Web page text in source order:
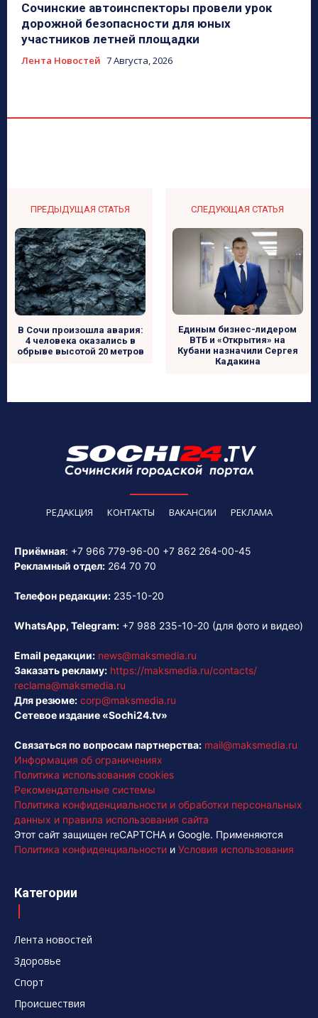
Сочинские автоинспекторы провели урок
дорожной безопасности для юных
участников летней площадки
Лента Новостей 7 Августа, 2026
ПРЕДЫДУЩАЯ СТАТЬЯ
В Сочи произошла авария:
4 человека оказались в
обрыве высотой 20 метров
СЛЕДУЮЩАЯ СТАТЬЯ
Единым бизнес-лидером
ВТБ и «Открытия» на
Кубани назначили Сергея
Кадакина
РЕДАКЦИЯ КОНТАКТЫ ВАКАНСИИ РЕКЛАМА
Приёмная: +7 966 779-96-00 +7 862 264-00-45
Рекламный отдел: 264 70 70
Телефон редакции: 235-10-20
WhatsApp, Telegram: +7 988 235-10-20 (для фото и видео)
Email редакции: news@maksmedia.ru
Заказать рекламу: https://maksmedia.ru/contacts/
reclama@maksmedia.ru
Для резюме: corp@maksmedia.ru
Сетевое издание «Sochi24.tv»
Связаться по вопросам партнерства: mail@maksmedia.ru
Информация об ограничениях
Политика использования cookies
Рекомендательные системы
Политика конфиденциальности и обработки персональных
данных и правила использования сайта
Этот сайт защищен reCAPTCHA и Google. Применяются
Политика конфиденциальности и Условия использования
Категории
Лента новостей
Здоровье
Спорт
Происшествия